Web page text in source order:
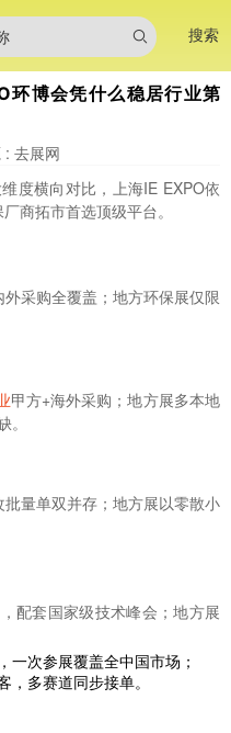
搜索
环博会凭什么稳居行业第
: 去展网
度横向对比，上海IE EXPO依
商拓市首选顶级平台。
采购全覆盖；地方环保展仅限
甲方+海外采购；地方展多本地
量单双并存；地方展以零散小
配套国家级技术峰会；地方展
一次参展覆盖全中国市场；
，多赛道同步接单。